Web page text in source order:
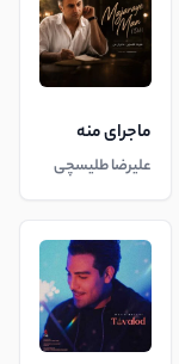
ماجرای منه
علیرضا طلیسچی